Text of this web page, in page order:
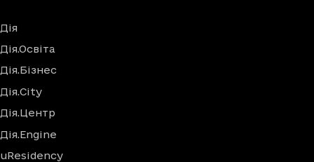
Дія
Дія.Освіта
Дія.Бізнес
Дія.City
Дія.Центр
Дія.Engine
uResidency